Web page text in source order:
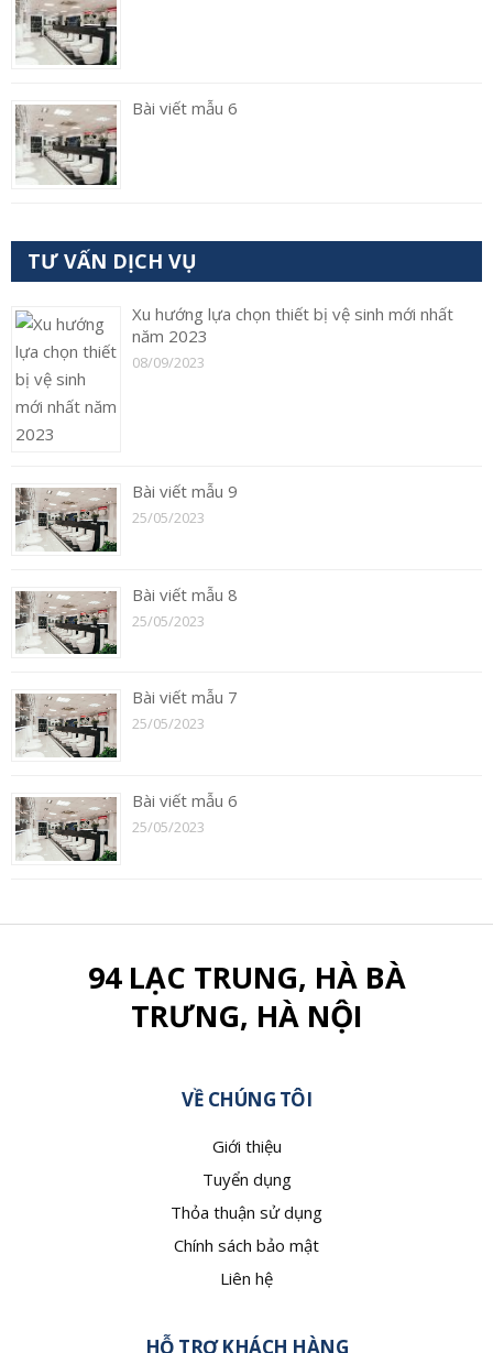
Bài viết mẫu 6
TƯ VẤN DỊCH VỤ
Xu hướng lựa chọn thiết bị vệ sinh mới nhất
năm 2023
08/09/2023
Bài viết mẫu 9
25/05/2023
Bài viết mẫu 8
25/05/2023
Bài viết mẫu 7
25/05/2023
Bài viết mẫu 6
25/05/2023
94 LẠC TRUNG, HÀ BÀ
TRƯNG, HÀ NỘI
VỀ CHÚNG TÔI
Giới thiệu
Tuyển dụng
Thỏa thuận sử dụng
Chính sách bảo mật
Liên hệ
HỖ TRỢ KHÁCH HÀNG